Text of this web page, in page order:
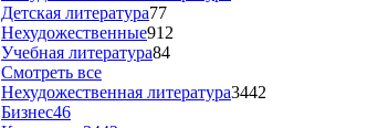
Детская литература77
Нехудожественные912
Учебная литература84
Смотреть все
Нехудожественная литература3442
Бизнес46